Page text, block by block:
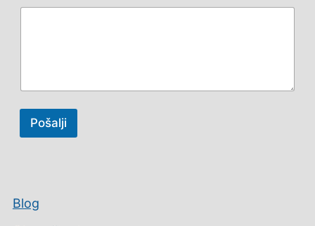
Blog
Pošalji